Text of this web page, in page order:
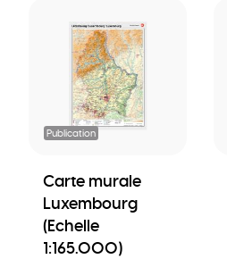
Publication
Carte murale
Luxembourg
(Echelle
1:165.000)